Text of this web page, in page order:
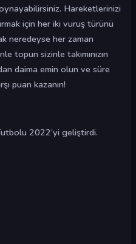
Hareketlerinizi
için her iki vuruş türünü
neredeyse her zaman
topun sizinle takımınızın
daima emin olun ve süre
puan kazanın!
2022’yi geliştirdi.